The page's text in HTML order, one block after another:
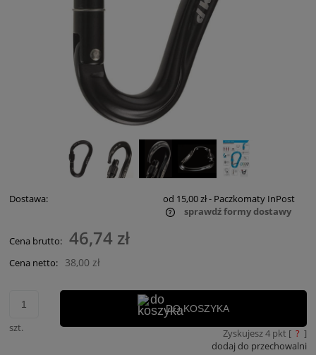
Dostawa: od 15,00 zł- Paczkomaty InPost
sprawdź formy dostawy
Cena brutto: 46,74 zł
Cena netto: 38,00 zł
szt.
DO KOSZYKA
Zyskujesz4pkt [ ? ]
dodaj do przechowalni